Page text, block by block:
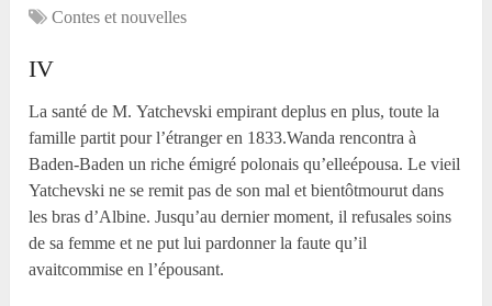
Contes et nouvelles
IV
La santé de M. Yatchevski empirant deplus en plus, toute la
famille partit pour l’étranger en 1833.Wanda rencontra à
Baden-Baden un riche émigré polonais qu’elleépousa. Le vieil
Yatchevski ne se remit pas de son mal et bientôtmourut dans
les bras d’Albine. Jusqu’au dernier moment, il refusales soins
de sa femme et ne put lui pardonner la faute qu’il
avaitcommise en l’épousant.